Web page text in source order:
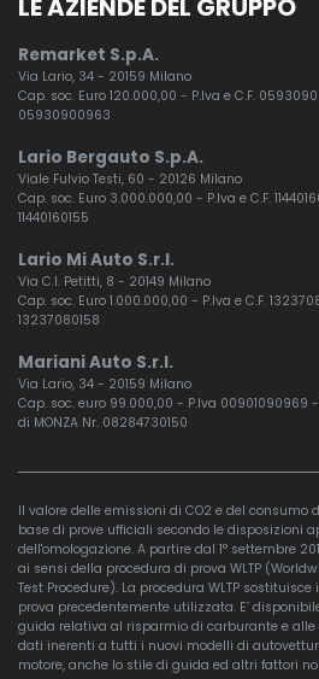
Remarket S.p.A.
Via Lario, 34 - 20159 Milano
Cap. soc. Euro 120.000,00 - P.Iva e C.F.
05930900963
Lario Bergauto S.p.A.
Viale Fulvio Testi, 60 - 20126 Milano
Cap. soc. Euro 3.000.000,00 - P.Iva e C.F.
11440160155
Lario Mi Auto S.r.l.
Via C.I. Petitti, 8 - 20149 Milano
Cap. soc. Euro 1.000.000,00 - P.Iva e C.F.
13237080158
Mariani Auto S.r.l.
Via Lario, 34 - 20159 Milano
Cap. soc. euro 99.000,00 - P.Iva 00901090969
di MONZA Nr. 08284730150
Il valore delle emissioni di CO2 e del consumo
base di prove ufficiali secondo le disposizioni
dell'omologazione. A partire dal 1° settembre
ai sensi della procedura di prova WLTP
Test Procedure). La procedura WLTP
prova precedentemente utilizzata. E’
guida relativa al risparmio di carburante e alle
dati inerenti a tutti i nuovi modelli di
motore, anche lo stile di guida ed altri fattori